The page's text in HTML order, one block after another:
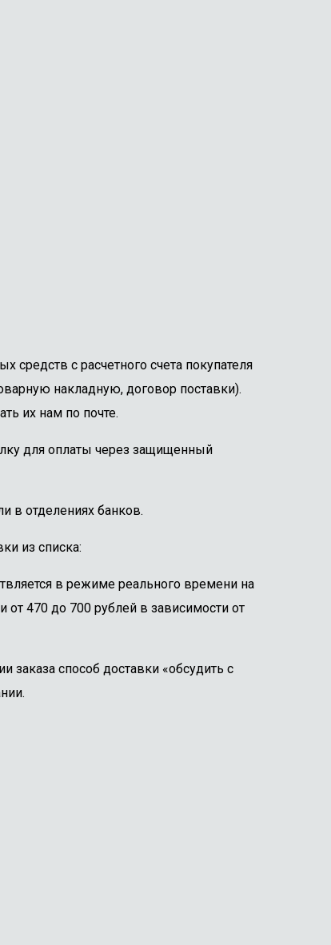
с расчетного счета покупателя
накладную, договор поставки).
их нам по почте.
для оплаты через защищенный
в отделениях банков.
из списка:
в режиме реального времени на
от 470 до 700 рублей в зависимости от
способ доставки «обсудить с